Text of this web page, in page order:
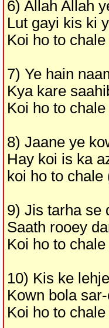
6) Allah Allah
Lut gayi kis ki
Koi ho to chale
7) Ye hain
Kya kare
Koi ho to chale
8) Jaane ye
Hay koi is ka
koi ho to chale
9) Jis tarha se
Saath rooey
Koi ho to chale
10) Kis ke
Kown bola
Koi ho to chale